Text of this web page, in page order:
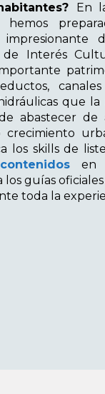
En
hemos
de Interés
que
abastecer
los skills de
en
guías
toda la